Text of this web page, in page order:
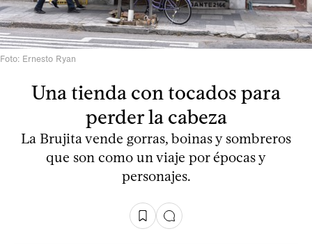
Foto: Ernesto Ryan
Una tienda con tocados para
perder la cabeza
La Brujita vende gorras, boinas y sombreros
que son como un viaje por épocas y
personajes.